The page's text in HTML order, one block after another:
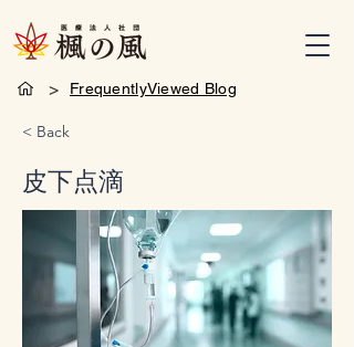
> FrequentlyViewed Blog
< Back
皮下点滴